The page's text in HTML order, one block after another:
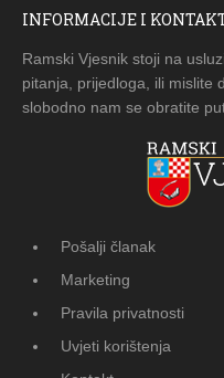
INFORMACIJE I
Ramski Vjesnik stoji na
pitanja, prijedloga, ili mislite
slobodno nam se obratite
Pošalji članak
Marketing
Pravila privatnosti
Uvjeti korištenja